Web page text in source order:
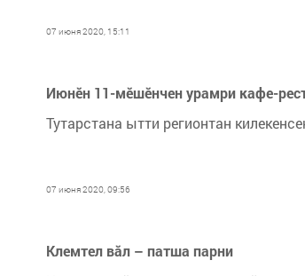
07 июня 2020, 15:11
Июнӗн 11-мӗшӗнчен урамри кафе-
Тутарстана ытти регионтан
07 июня 2020, 09:56
Клемтел вăл – патша парни